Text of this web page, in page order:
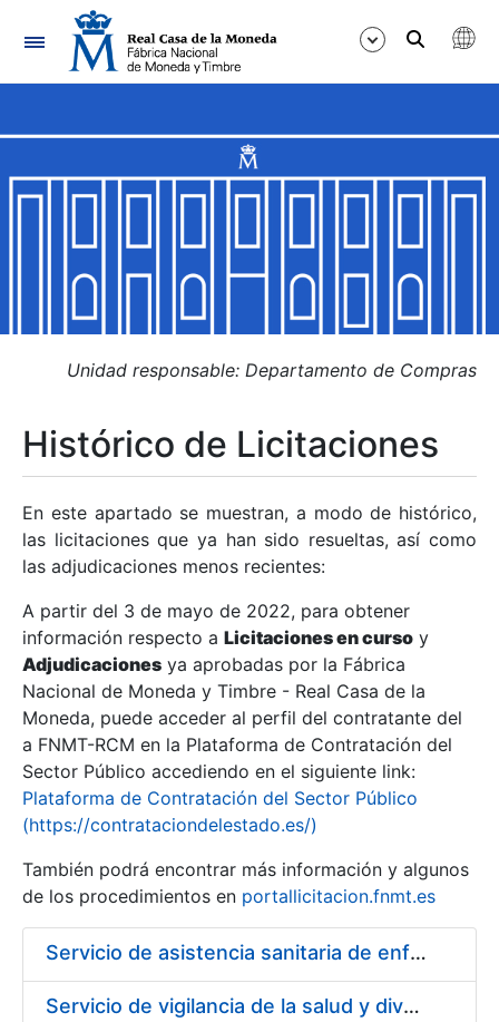
Navegación
Mostrar/Ocultar
Mostrar/Ocultar
Mostrar/Ocultar
Mostrar/Ocultar
Mostrar/Ocultar
Mostrar/Ocultar
Unidad responsable: Departamento de Compras
Histórico de Licitaciones
En este apartado se muestran, a modo de histórico,
las licitaciones que ya han sido resueltas, así como
las adjudicaciones menos recientes:
A partir del 3 de mayo de 2022, para obtener
información respecto a Licitaciones en curso y
Adjudicaciones ya aprobadas por la Fábrica
Nacional de Moneda y Timbre - Real Casa de la
Moneda, puede acceder al perfil del contratante del
a FNMT-RCM en la Plataforma de Contratación del
Sector Público accediendo en el siguiente link:
Plataforma de Contratación del Sector Público
(https://contrataciondelestado.es/)
También podrá encontrar más información y algunos
de los procedimientos en portallicitacion.fnmt.es
Servicio de asistencia sanitaria de enfermería de urgencias en la Fábrica Nacional de Moneda y Timbre - Real Casa de la Moneda
Servicio de vigilancia de la salud y diversas actividades preventivas en la Fábrica de Papel de Burgos y actividades sanitarias en el centro de trabajo de Madrid de la Fábrica Nacional de Moneda y Timbre - Real Casa de la Moneda